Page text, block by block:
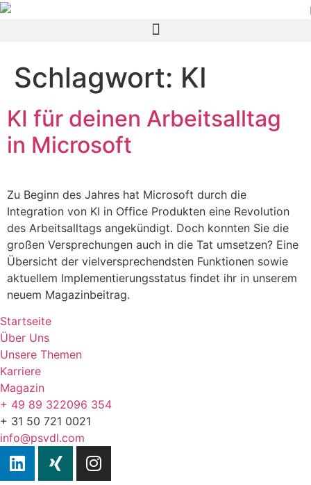
Schlagwort: KI
KI für deinen Arbeitsalltag
in Microsoft
Zu Beginn des Jahres hat Microsoft durch die
Integration von KI in Office Produkten eine Revolution
des Arbeitsalltags angekündigt. Doch konnten Sie die
großen Versprechungen auch in die Tat umsetzen? Eine
Übersicht der vielversprechendsten Funktionen sowie
aktuellem Implementierungsstatus findet ihr in unserem
neuem Magazinbeitrag.
Startseite
Über Uns
Unsere Themen
Karriere
Magazin
+ 49 89 322096 354
+ 31 50 721 0021
info@psvdl.com